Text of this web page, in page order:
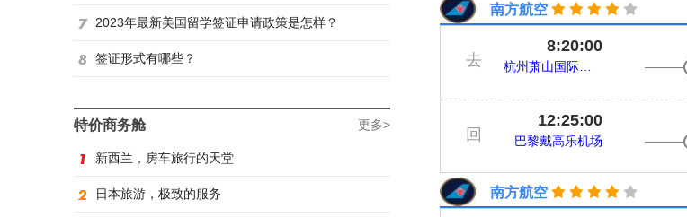
2023年最新美国留学签证申请政策是怎样？
签证形式有哪些？
特价商务舱 更多>
新西兰，房车旅行的天堂
日本旅游，极致的服务
南方航空
去
8:20:00
回
12:25:00
巴黎戴高乐机场
南方航空